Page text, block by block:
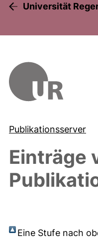
Universität
Publikationsserver
Einträge
Eine Stufe nach